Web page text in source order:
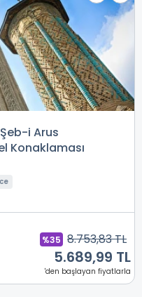
Şeb-i Arus
Konaklaması
%35 8.753,83 TL
5.689,99 TL
'den başlayan fiyatlarla